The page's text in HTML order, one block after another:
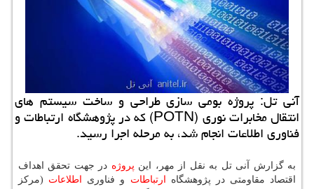
آنی تل: پروژه بومی سازی طراحی و ساخت سیستم های
انتقال مخابرات نوری (POTN) كه در پژوهشگاه ارتباطات و
فناوری اطلاعات انجام شد، به مرحله اجرا رسید.
به گزارش آنی تل به نقل از مهر، این پروژه در جهت تحقق اهداف
اقتصاد مقاومتی در پژوهشگاه ارتباطات و فناوری اطلاعات (مركز